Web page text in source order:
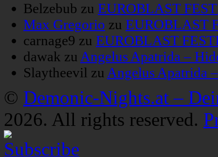
Belzebub zu EUROBLAST
Max Gregorio zu EUROBLAST
carnage9 zu EUROBLAST
dawak zu Angelus Apatrida –
Slaytheevil zu Angelus Apatrida
© Demonic-Nights.at –
2026. All rights reserved.